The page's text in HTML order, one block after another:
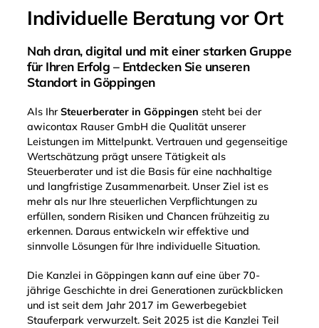
Individuelle Beratung vor Ort
Nah dran, digital und mit einer starken Gruppe
für Ihren Erfolg – Entdecken Sie unseren
Standort in Göppingen
Als IhrSteuerberater in Göppingen steht bei der
awicontax Rauser GmbH die Qualität unserer
Leistungen im Mittelpunkt. Vertrauen und gegenseitige
Wertschätzung prägt unsere Tätigkeit als
Steuerberater und ist die Basis für eine nachhaltige
und langfristige Zusammenarbeit. Unser Ziel ist es
mehr als nur Ihre steuerlichen Verpflichtungen zu
erfüllen, sondern Risiken und Chancen frühzeitig zu
erkennen. Daraus entwickeln wir effektive und
sinnvolle Lösungen für Ihre individuelle Situation.
Die Kanzlei in Göppingen kann auf eine über 70-
jährige Geschichte in drei Generationen zurückblicken
und ist seit dem Jahr 2017 im Gewerbegebiet
Stauferpark verwurzelt. Seit 2025 ist die Kanzlei Teil